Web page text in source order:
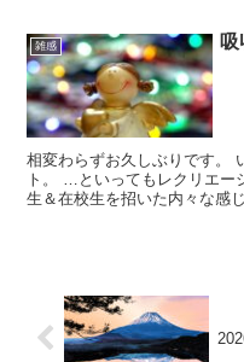
雑感 吸
相変わらずお久しぶりです。
ト。 …といってもレクリエー
生＆在校生を招いた内々な感